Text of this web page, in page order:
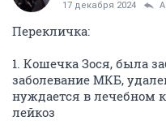
17 декабря 2024
Перекличка:
1. Кошечка Зося, была
заболевание МКБ,
нуждается в лечебном
лейкоз